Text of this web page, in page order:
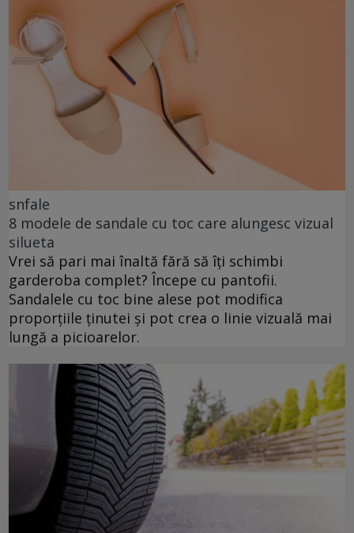
snfale
8 modele de sandale cu toc care alungesc vizual
silueta
Vrei să pari mai înaltă fără să îți schimbi
garderoba complet? Începe cu pantofii.
Sandalele cu toc bine alese pot modifica
proporțiile ținutei și pot crea o linie vizuală mai
lungă a picioarelor.